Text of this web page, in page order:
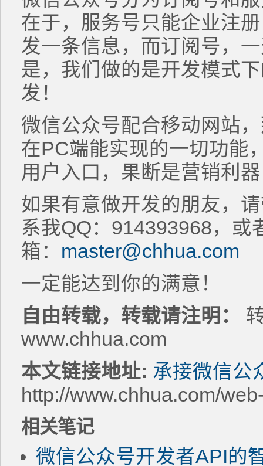
在于，服务号只能企业注
发一条信息，而订阅号，
是，我们做的是开发模式
发！
微信公众号配合移动网站
在PC端能实现的一切功能
用户入口，果断是营销利
如果有意做开发的朋友，
系我QQ：914393968，或
箱： master@chhua.com
一定能达到你的满意！
自由转载，转载请注明：
www.chhua.com
本文链接地址: 承接微信公
http://www.chhua.com/
相关笔记
微信公众号开发者API的